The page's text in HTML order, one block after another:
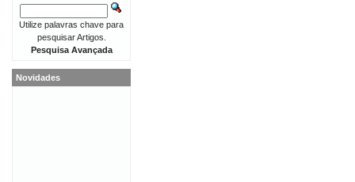
Utilize palavras chave para
pesquisar Artigos.
Pesquisa Avançada
Novidades